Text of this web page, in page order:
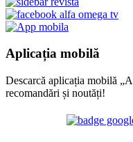
Aplicația mobilă
Descarcă aplicația mobilă
recomandări și noutăți!